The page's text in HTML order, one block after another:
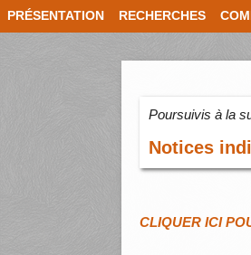
PRÉSENTATION RECHERCHES
Poursuivis à la
Notices
CLIQUER ICI